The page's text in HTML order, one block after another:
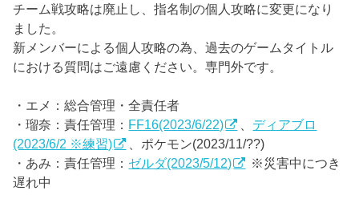
チーム戦攻略は廃止し、指名制の個人攻略に変更になり
ました。
新メンバーによる個人攻略の為、過去のゲームタイトル
における質問はご遠慮ください。専門外です。
・エメ：総合管理・全責任者
・瑠奈：責任管理： FF16(2023/6/22)
ディアブロ
(2023/6/2 ※練習)
、ポケモン(2023/11/??)
・あみ：責任管理： ゼルダ(2023/5/12)
※災害中につき
遅れ中